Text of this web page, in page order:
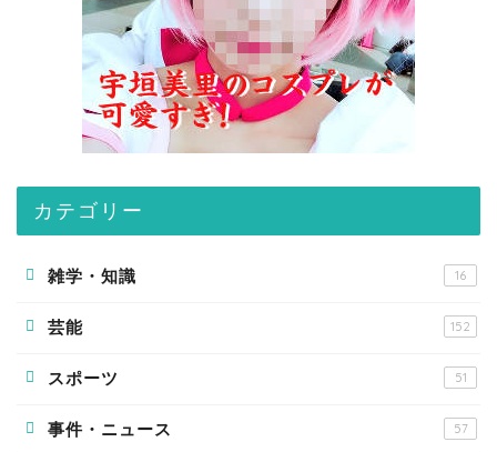
カテゴリー
雑学・知識 16
芸能 152
スポーツ 51
事件・ニュース 57